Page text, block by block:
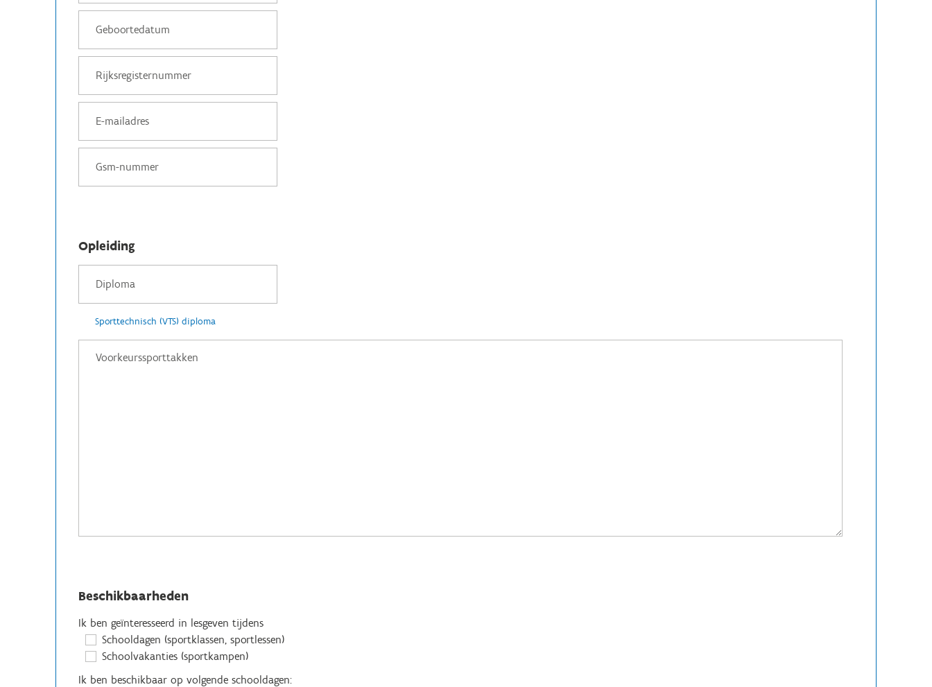
Opleiding
Sporttechnisch (VTS) diploma
Beschikbaarheden
Ik ben geïnteresseerd in lesgeven tijdens
Schooldagen (sportklassen, sportlessen)
Schoolvakanties (sportkampen)
Ik ben beschikbaar op volgende schooldagen: